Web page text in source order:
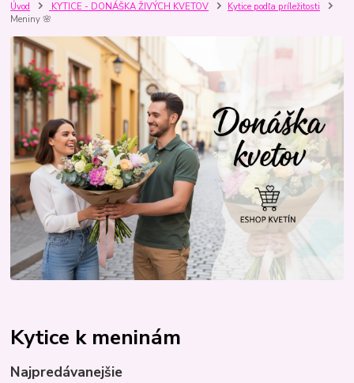
Úvod KYTICE - DONÁŠKA ŽIVÝCH KVETOV
Kytice podľa príležitosti
Meniny 🌸
Kytice k meninám
Najpredávanejšie